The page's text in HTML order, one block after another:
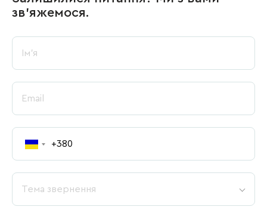
зв’яжемося.
Тема звернення